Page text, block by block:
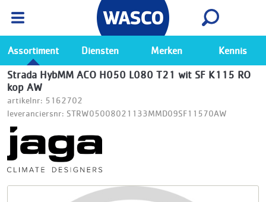
Ga naar de Wasco app
Bekijk
Assortiment Diensten Merken Kennis
Strada HybMM ACO H050 L080 T21 wit SF K115 RO
kop AW
artikelnr: 5162702
leveranciersnr: STRW05008021133MMD09SF11570AW